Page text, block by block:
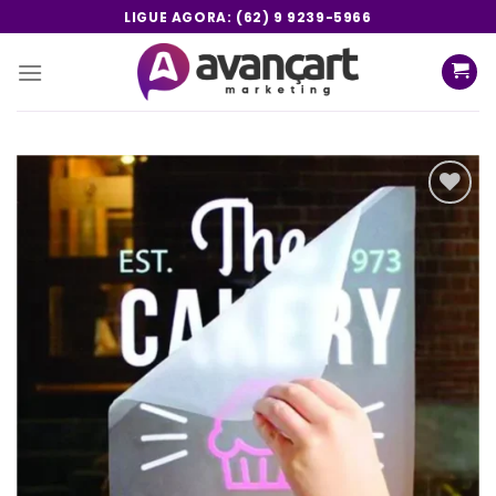
to
content
LIGUE AGORA: (62) 9 9239-5966
Add a
lista de
desejos